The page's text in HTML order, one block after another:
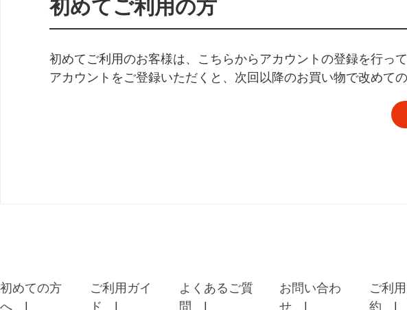
初めてご利用の方
初めてご利用のお客様は、こちらからアカウントの登録を行って
アカウントをご登録いただくと、次回以降のお買い物で改めて
初めての方
へ
ご利用ガイ
ド
よくあるご質
問
お問い合わ
せ
ご利
約